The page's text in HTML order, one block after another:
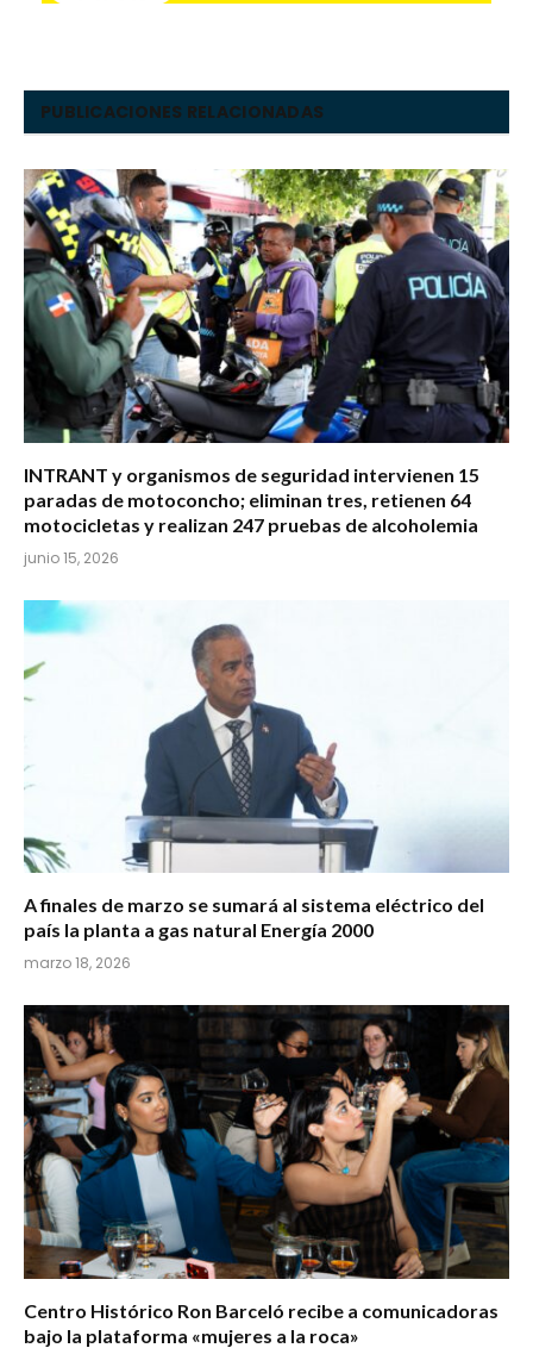
PUBLICACIONES RELACIONADAS
INTRANT y organismos de seguridad intervienen 15
paradas de motoconcho; eliminan tres, retienen 64
motocicletas y realizan 247 pruebas de alcoholemia
junio 15, 2026
A finales de marzo se sumará al sistema eléctrico del
país la planta a gas natural Energía 2000
marzo 18, 2026
Centro Histórico Ron Barceló recibe a comunicadoras
bajo la plataforma «mujeres a la roca»